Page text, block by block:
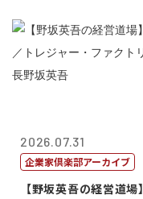
2026.07.31
企業家倶楽部アーカイブ
【野坂英吾の経営道場】